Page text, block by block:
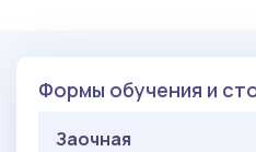
Формы обучения и
Заочная